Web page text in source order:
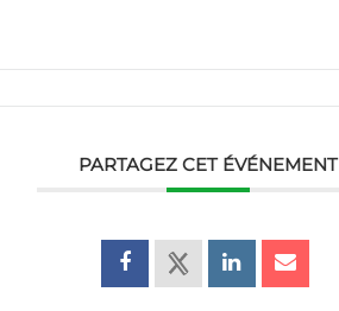
PARTAGEZ CET ÉVÉNEMENT